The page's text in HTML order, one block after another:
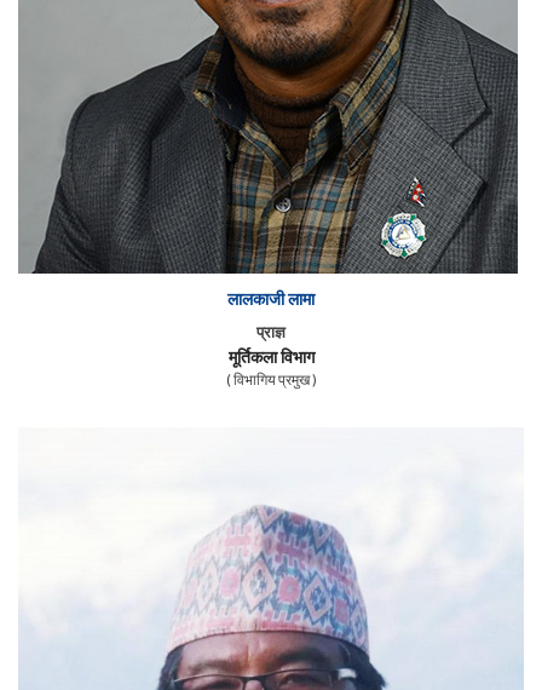
लालकाजी लामा
प्राज्ञ
मूर्तिकला विभाग
( विभागिय प्रमुख )